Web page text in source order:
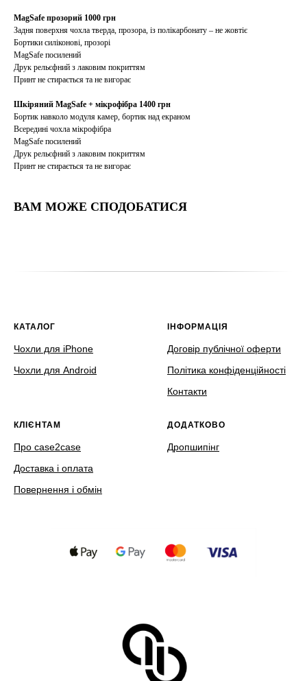
MagSafe прозорий 1000 грн
Задня поверхня чохла тверда, прозора, із полікарбонату – не жовтіє
Бортики силіконові, прозорі
MagSafe посилений
Друк рельєфний з лаковим покриттям
Принт не стирається та не вигорає
Шкіряний MagSafe + мікрофібра 1400 грн
Бортик навколо модуля камер, бортик над екраном
Всередині чохла мікрофібра
MagSafe посилений
Друк рельєфний з лаковим покриттям
Принт не стирається та не вигорає
ВАМ МОЖЕ СПОДОБАТИСЯ
КАТАЛОГ
Чохли для iPhone
Чохли для Android
ІНФОРМАЦІЯ
Договір публічної оферти
Політика конфіденційності
Контакти
КЛІЄНТАМ
Про case2case
Доставка і оплата
Повернення і обмін
ДОДАТКОВО
Дропшипінг